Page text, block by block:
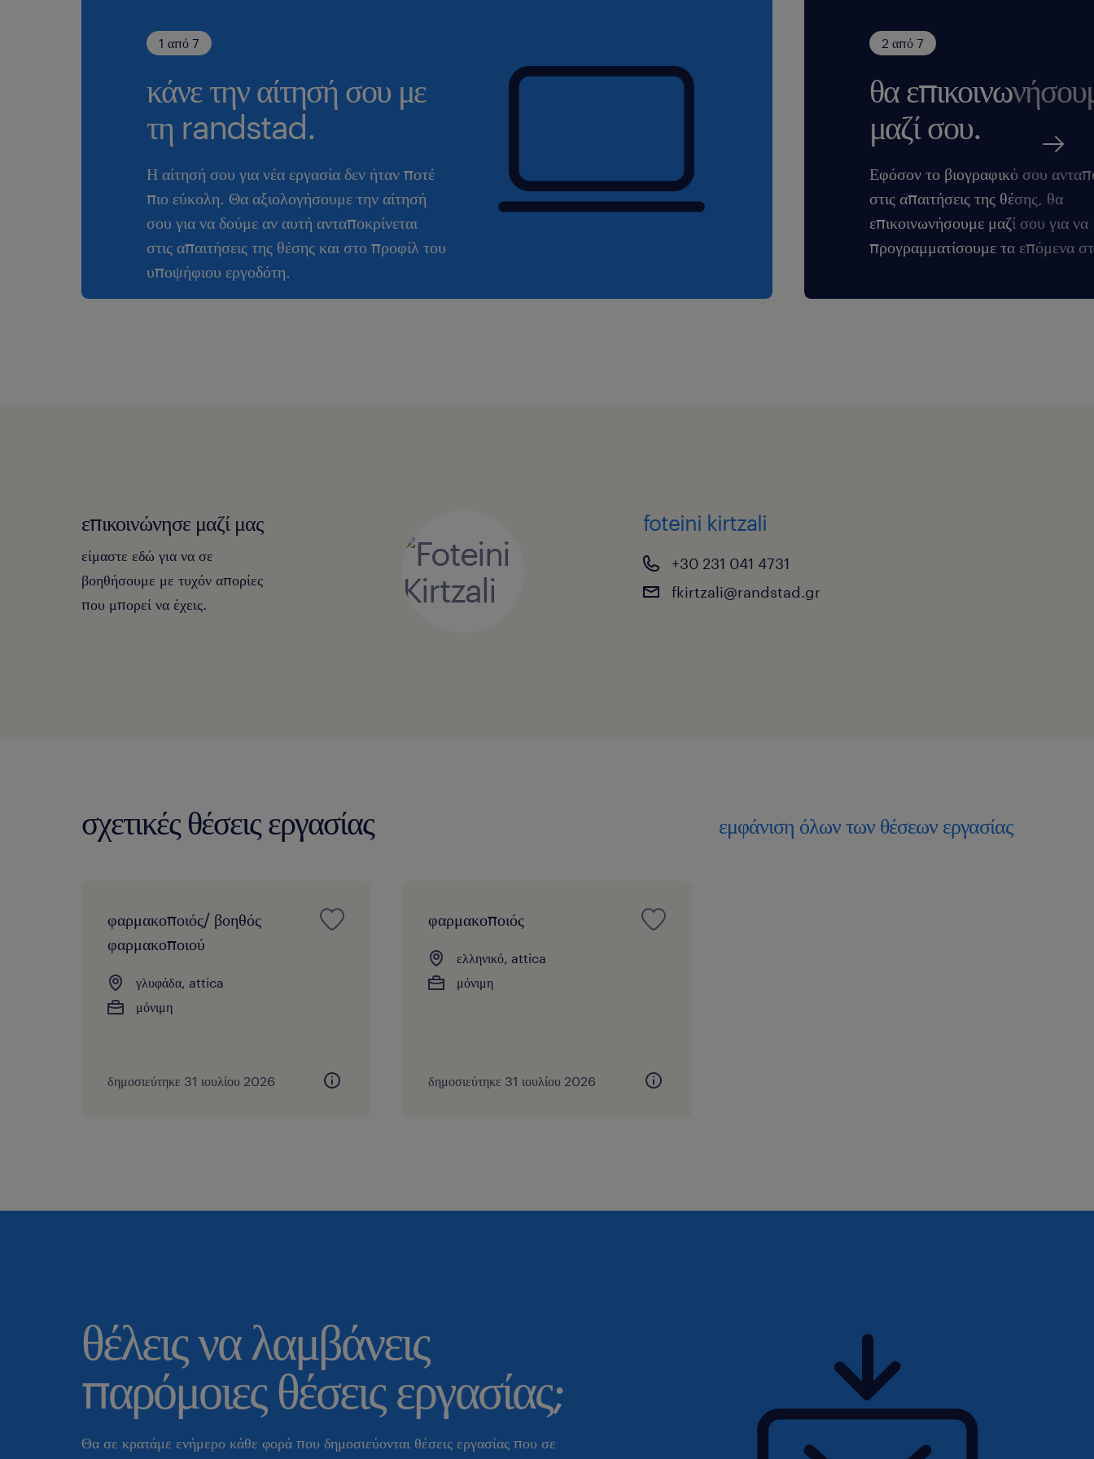
1 από 7
κάνε την αίτησή σου με
τη randstad.
Η αίτησή σου για νέα εργασία δεν ήταν ποτέ
πιο εύκολη. Θα αξιολογήσουμε την αίτησή
σου για να δούμε αν αυτή ανταποκρίνεται
στις απαιτήσεις της θέσης και στο προφίλ του
υποψήφιου εργοδότη.
2 από 7
θα
μαζί σου.
Εφόσον το βιογραφικό σου
στις απαιτήσεις της θέσης, θα
επικοινωνήσουμε μαζί σου για να
προγραμματίσουμε τα επόμενα
επικοινώνησε μαζί μας
είμαστε εδώ για να σε
βοηθήσουμε με τυχόν απορίες
που μπορεί να έχεις.
foteini kirtzali
+30 231 041 4731
fkirtzali@randstad.gr
σχετικές θέσεις εργασίας εμφάνιση όλων των θέσεων εργασίας
φαρμακοποιός/ βοηθός
φαρμακοποιού
γλυφάδα, attica
μόνιμη
δημοσιεύτηκε 31 ιουλίου 2026
φαρμακοποιός
ελληνικό, attica
μόνιμη
δημοσιεύτηκε 31 ιουλίου 2026
θέλεις να λαμβάνεις
παρόμοιες θέσεις εργασίας;
Θα σε κρατάμε ενήμερο κάθε φορά που δημοσιεύονται θέσεις εργασίας που σε